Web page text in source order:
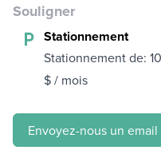
Souligner
Stationnement
Stationnement de:
$ / mois
Envoyez-nous un email